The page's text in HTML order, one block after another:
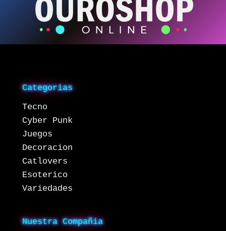
Categorias
Tecno
Cyber Punk
Juegos
Decoracion
Catlovers
Esoterico
Variedades
Nuestra Compañia